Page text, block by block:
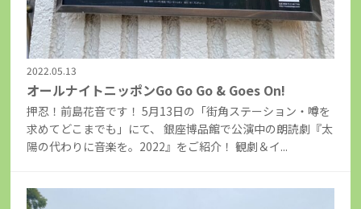
2022.05.13
オールナイトニッポンGo Go Go & Goes On!
押忍！前島花音です！ 5月13日の「街角ステーション・噂を
求めてどこまでも」にて、 銀座博品館で公演中の朗読劇『太
陽の代わりに音楽を。2022』をご紹介！ 観劇＆イ...